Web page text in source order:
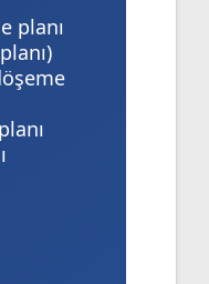
planı